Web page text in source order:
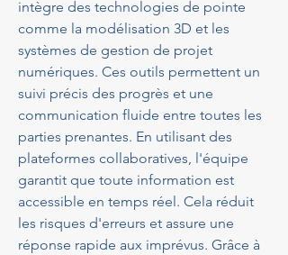
intègre des technologies de pointe
comme la modélisation 3D et les
systèmes de gestion de projet
numériques. Ces outils permettent un
suivi précis des progrès et une
communication fluide entre toutes les
parties prenantes. En utilisant des
plateformes collaboratives, l'équipe
garantit que toute information est
accessible en temps réel. Cela réduit
les risques d'erreurs et assure une
réponse rapide aux imprévus. Grâce à